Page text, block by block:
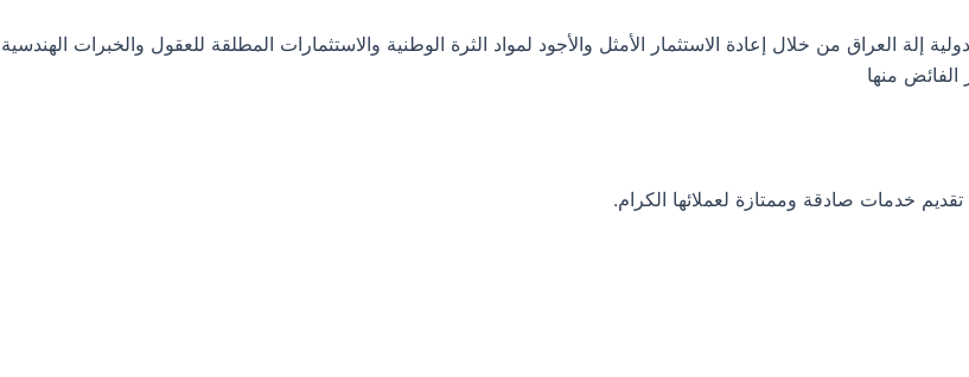
العراق من خلال إعادة الاستثمار الأمثل والأجود لمواد الثرة الوطنية والاستثمارات المطلقة للعقول والخبرات الهندسية
منها
خدمات صادقة وممتازة لعملائها الكرام.